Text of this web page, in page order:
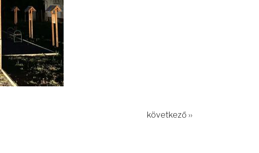
következő ››